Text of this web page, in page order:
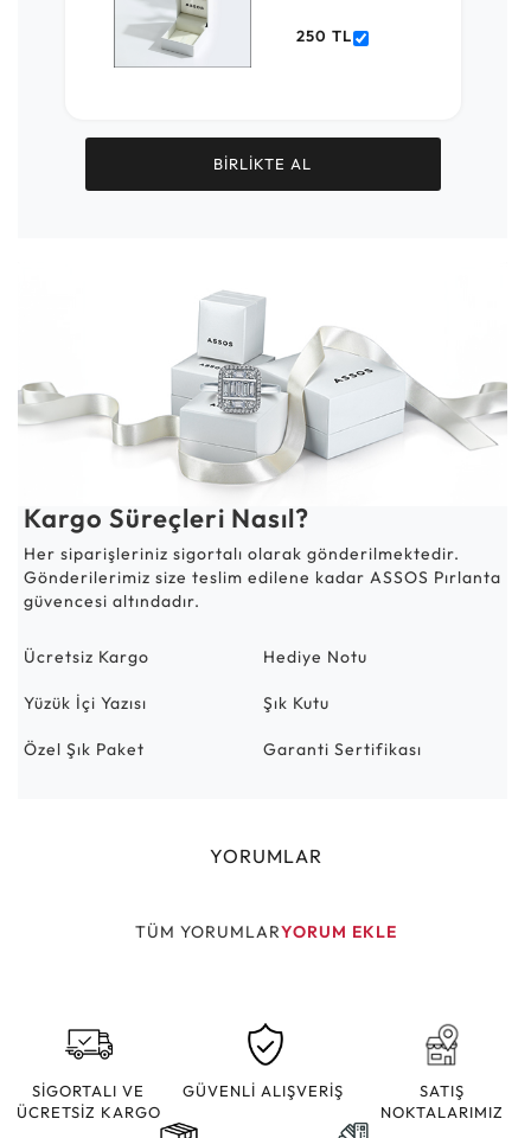
250 TL
BİRLİKTE AL
Kargo Süreçleri Nasıl?
Her siparişleriniz sigortalı olarak gönderilmektedir.
Gönderilerimiz size teslim edilene kadar ASSOS Pırlanta
güvencesi altındadır.
Ücretsiz Kargo Hediye Notu
Yüzük İçi Yazısı Şık Kutu
Özel Şık Paket Garanti Sertifikası
YORUMLAR
TÜM YORUMLARYORUM EKLE
SİGORTALI VE
ÜCRETSİZ KARGO
GÜVENLİ ALIŞVERİŞ
SATIŞ
NOKTALARIMIZ